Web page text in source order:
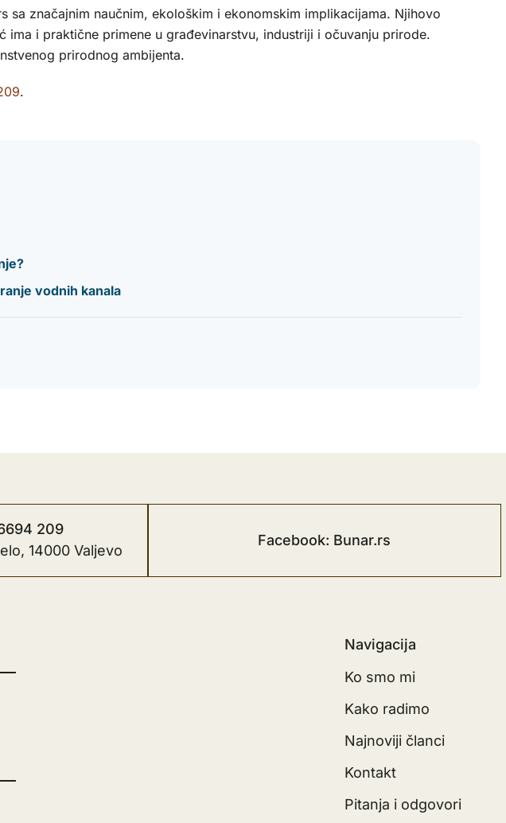
značajnim naučnim, ekološkim i ekonomskim implikacijama. Njihovo
i praktične primene u građevinarstvu, industriji i očuvanju prirode.
prirodnog ambijenta.
.
vodnih kanala
209
14000 Valjevo
Facebook: Bunar.rs
Navigacija
Ko smo mi
Kako radimo
Najnoviji članci
Kontakt
Pitanja i odgovori